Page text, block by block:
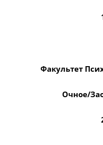
Факультет
Очное/